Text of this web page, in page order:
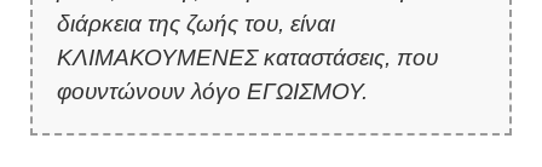
διάρκεια της ζωής του, είναι
ΚΛΙΜΑΚΟΥΜΕΝΕΣ καταστάσεις, που
φουντώνουν λόγο ΕΓΩΙΣΜΟΥ.